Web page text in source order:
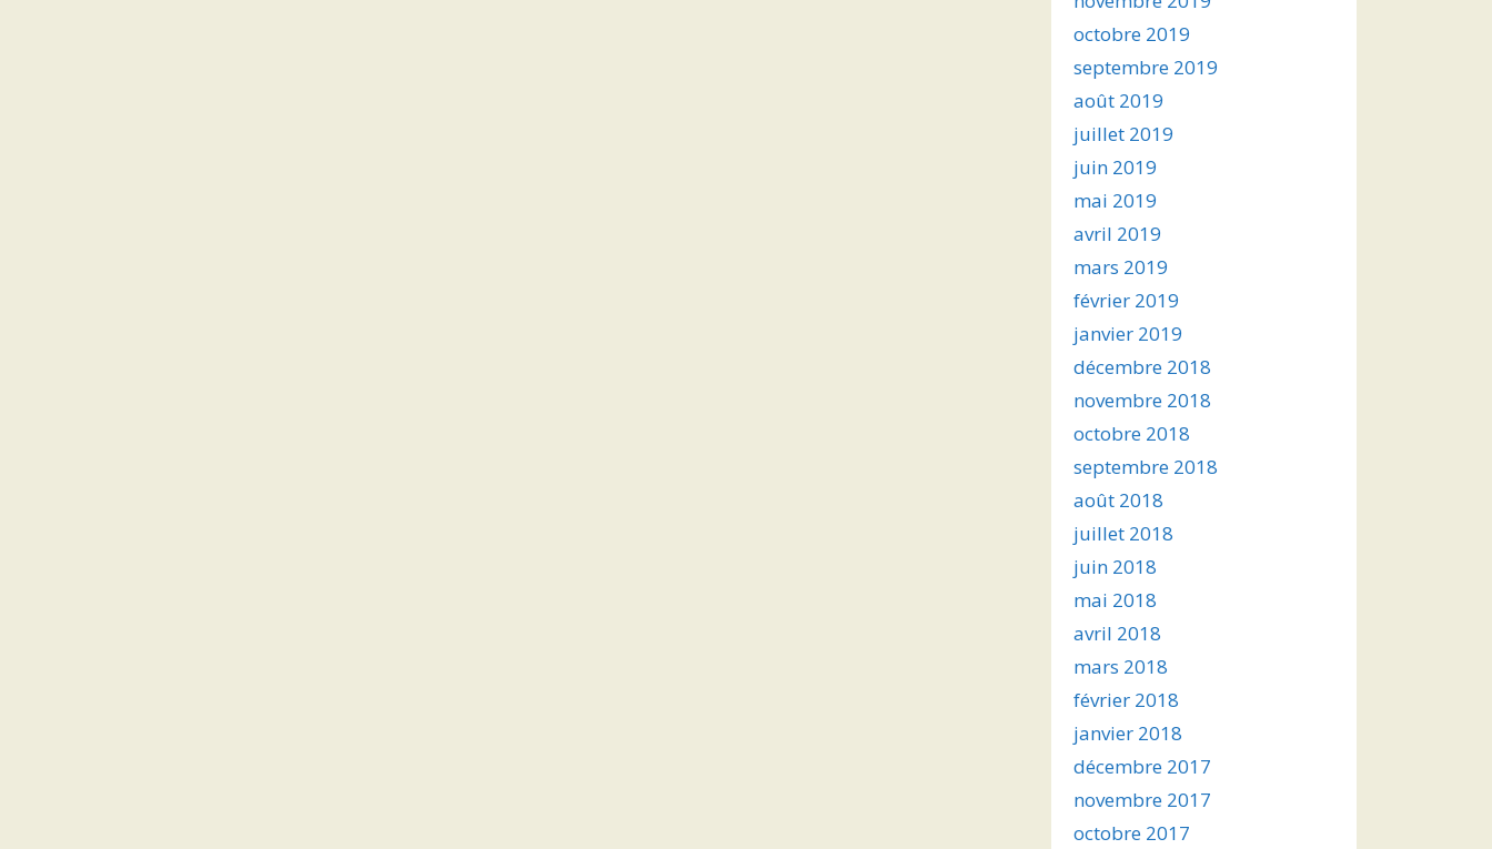
octobre 2019
septembre 2019
août 2019
juillet 2019
juin 2019
mai 2019
avril 2019
mars 2019
février 2019
janvier 2019
décembre 2018
novembre 2018
octobre 2018
septembre 2018
août 2018
juillet 2018
juin 2018
mai 2018
avril 2018
mars 2018
février 2018
janvier 2018
décembre 2017
novembre 2017
octobre 2017